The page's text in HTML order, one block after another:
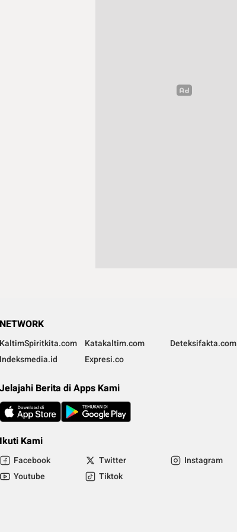
NETWORK
KaltimSpiritkita.com Katakaltim.com
Deteksifakta.com
Indeksmedia.id
Expresi.co
Jelajahi Berita di Apps Kami
Ikuti Kami
Facebook Twitter
Instagram
Youtube
Tiktok